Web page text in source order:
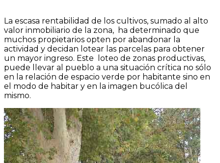
La escasa rentabilidad de los cultivos, sumado al alto
valor inmobiliario de la zona, ha determinado que
muchos propietarios opten por abandonar la
actividad y decidan lotear las parcelas para obtener
un mayor ingreso. Este loteo de zonas productivas,
puede llevar al pueblo a una situación crítica no sólo
en la relación de espacio verde por habitante sino en
el modo de habitar y en la imagen bucólica del
mismo.